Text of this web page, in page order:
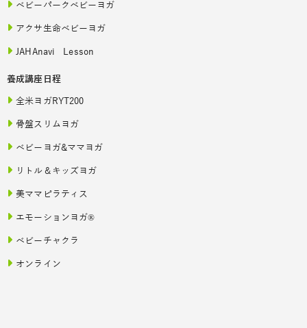
ベビーパークベビーヨガ
アクサ生命ベビーヨガ
JAHAnavi Lesson
養成講座日程
全米ヨガRYT200
骨盤スリムヨガ
ベビーヨガ&ママヨガ
リトル＆キッズヨガ
美ママピラティス
エモーションヨガ®
ベビーチャクラ
オンライン